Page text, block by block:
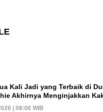
Kali Jadi yang Terbaik di
Akhirnya Menginjakkan
| 08:06 WIB